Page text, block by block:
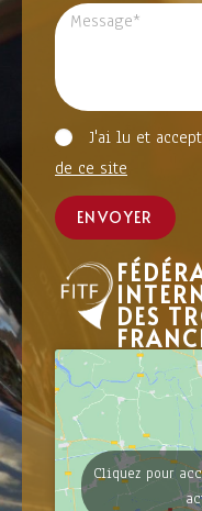
J'ai lu et
de ce site
ENVOYER
DES
Cliquez pour